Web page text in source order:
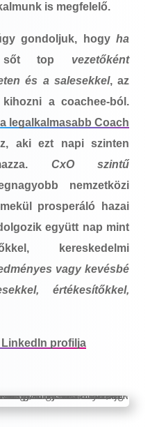
is megfelelő.
gondoljuk, hogy ha
top vezetőként
és a salesekkel, az
a coachee-ból.
a legalkalmasabb Coach
aki ezt napi szinten
CxO szintű
nemzetközi
prosperáló hazai
együtt nap mint
kereskedelmi
vagy kevésbé
értékesítőkkel,
profilja